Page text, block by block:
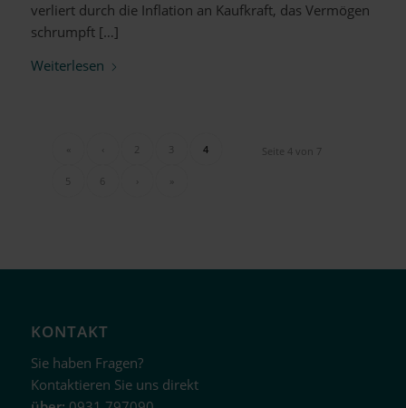
verliert durch die Inflation an Kaufkraft, das Vermögen
schrumpft […]
Weiterlesen
Seite 4 von 7
2 3 4
5 6
KONTAKT
Sie haben Fragen?
Kontaktieren Sie uns direkt